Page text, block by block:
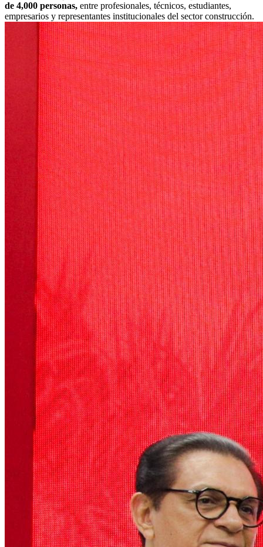
de 4,000 personas, entre profesionales, técnicos, estudiantes,
empresarios y representantes institucionales del sector construcción.